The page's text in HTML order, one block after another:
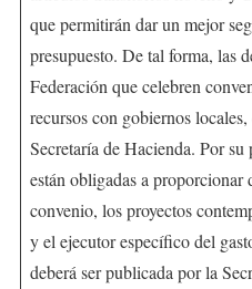
que permitirán dar un mejor
presupuesto. De tal forma, las
Federación que celebren
recursos con gobiernos
Secretaría de Hacienda. Por su
están obligadas a
convenio, los proyectos
y el ejecutor específico del
deberá ser publicada por la